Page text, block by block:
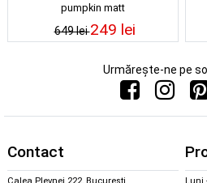
pumpkin matt
649 lei249 lei
Urmărește-ne pe
Contact
Calea Plevnei 222, București
Luni